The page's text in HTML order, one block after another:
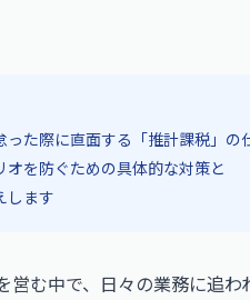
った際に直面する「推計課税」の
を防ぐための具体的な対策と
します
営む中で、日々の業務に追